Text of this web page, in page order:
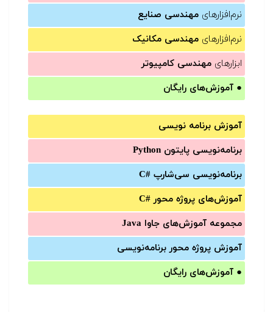
نرم‌افزارهای مهندسی صنایع
نرم‌افزارهای مهندسی مکانیک
ابزارهای مهندسی کامپیوتر
● آموزش‌های رایگان
آموزش برنامه نویسی
برنامه‌نویسی پایتون Python
برنامه‌‌نویسی سی‌شارپ C#‎
آموزش‌های پروژه محور #C
مجموعه آموزش‌های جاوا Java
آموزش‌ پروژه محور برنامه‌نویسی
● آموزش‌های رایگان